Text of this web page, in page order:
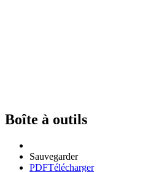
Boîte à outils
Sauvegarder
PDFTélécharger